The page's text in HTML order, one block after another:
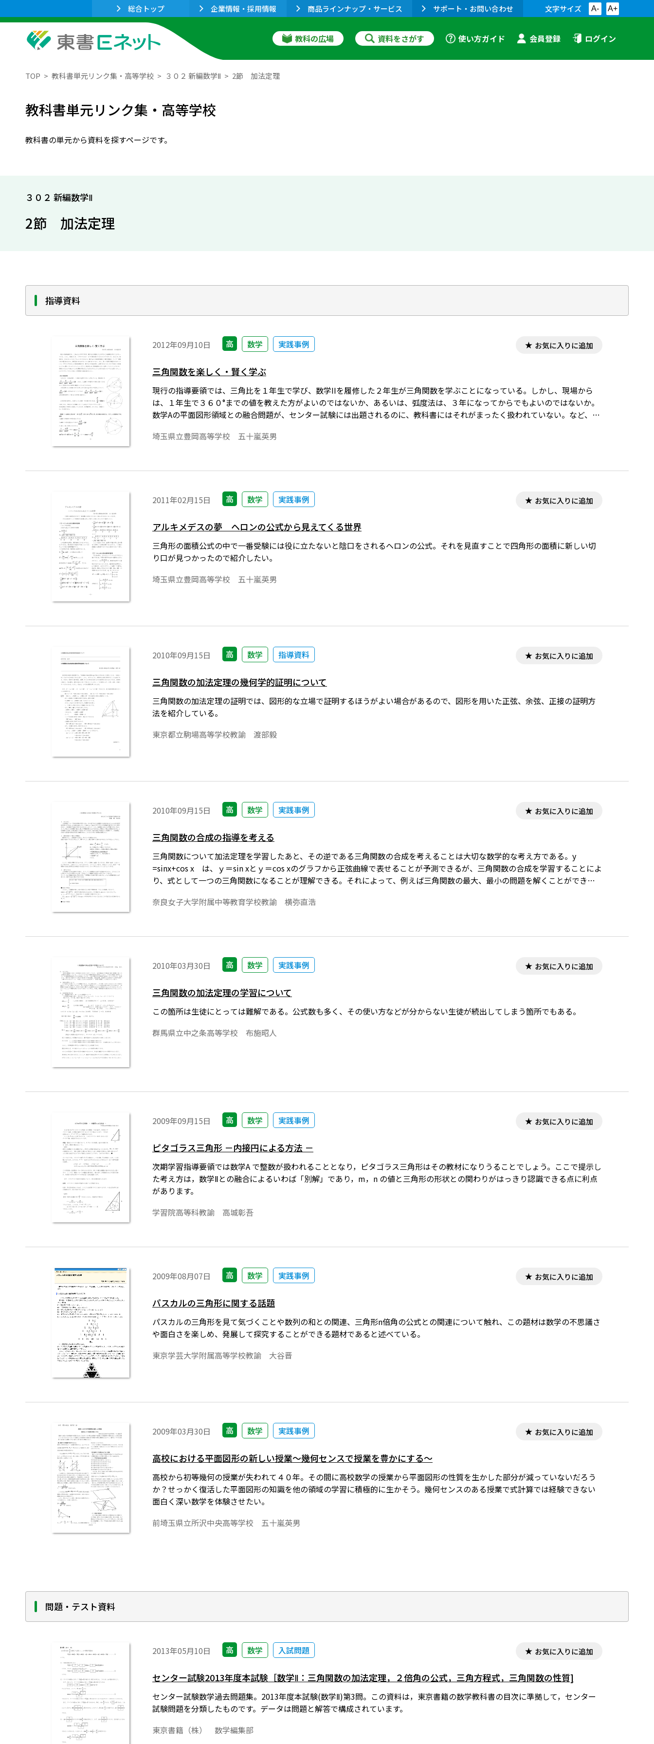
総合トップ 企業情報・採用情報 商品ラインナップ・サービス サポート・お問い合わせ 文字サイズ A- A+
教科の広場 資料をさがす 使い方ガイド 会員登録 ログイン
TOP 教科書単元リンク集・高等学校 ３０２ 新編数学Ⅱ 2節 加法定理
教科書単元リンク集・高等学校
教科書の単元から資料を探すページです。
３０２ 新編数学Ⅱ
2節 加法定理
指導資料
2012年09月10日 高 数学 実践事例 お気に入りに追加
三角関数を楽しく・賢く学ぶ
現行の指導要領では、三角比を１年生で学び、数学IIを履修した２年生が三角関数を学ぶことになっている。しかし、現場から
は、１年生で３６０°までの値を教えた方がよいのではないか、あるいは、弧度法は、３年になってからでもよいのではないか。
数学Aの平面図形領域との融合問題が、センター試験には出題されるのに、教科書にはそれがまったく扱われていない。など、多
指導は、さらに難しくなったと言ってよいだろう。根本的には、指導要領を大きく変更してもらうしかないが、現場での工夫で
埼玉県立豊岡高等学校 五十嵐英男
2011年02月15日 高 数学 実践事例 お気に入りに追加
アルキメデスの夢 ヘロンの公式から見えてくる世界
三角形の面積公式の中で一番受験には役に立たないと陰口をされるヘロンの公式。それを見直すことで四角形の面積に新しい切
り口が見つかったので紹介したい。
埼玉県立豊岡高等学校 五十嵐英男
2010年09月15日 高 数学 指導資料 お気に入りに追加
三角関数の加法定理の幾何学的証明について
三角関数の加法定理の証明では、図形的な立場で証明するほうがよい場合があるので、図形を用いた正弦、余弦、正接の証明方
法を紹介している。
東京都立駒場高等学校教諭 渡部毅
2010年09月15日 高 数学 実践事例 お気に入りに追加
三角関数の合成の指導を考える
三角関数について加法定理を学習したあと、その逆である三角関数の合成を考えることは大切な数学的な考え方である。y
=sinx+cos x は、ｙ＝sin xとｙ＝cos xのグラフから正弦曲線で表せることが予測できるが、三角関数の合成を学習することによ
り、式として一つの三角関数になることが理解できる。それによって、例えば三角関数の最大、最小の問題を解くことができる
く表示するためには，「Tosho数式エディタ」が導入されていることが必要です。無償ダウンロードはこちら→http://ten.tokyo-
奈良女子大学附属中等教育学校教諭 横弥直浩
2010年03月30日 高 数学 実践事例 お気に入りに追加
三角関数の加法定理の学習について
この箇所は生徒にとっては難解である。公式数も多く、その使い方などが分からない生徒が続出してしまう箇所でもある。
群馬県立中之条高等学校 布施昭人
2009年09月15日 高 数学 実践事例 お気に入りに追加
ピタゴラス三角形 －内接円による方法 －
次期学習指導要領では数学A で整数が扱われることとなり，ピタゴラス三角形はその教材になりうることでしょう。ここで提示し
た考え方は，数学Ⅱとの融合によるいわば「別解」であり，m，n の値と三角形の形状との関わりがはっきり認識できる点に利点
があります。
学習院高等科教諭 高城彰吾
2009年08月07日 高 数学 実践事例 お気に入りに追加
パスカルの三角形に関する話題
パスカルの三角形を見て気づくことや数列の和との関連、三角形n倍角の公式との関連について触れ、この題材は数学の不思議さ
や面白さを楽しめ、発展して探究することができる題材であると述べている。
東京学芸大学附属高等学校教諭 大谷晋
2009年03月30日 高 数学 実践事例 お気に入りに追加
高校における平面図形の新しい授業～幾何センスで授業を豊かにする～
高校から初等幾何の授業が失われて４０年。その間に高校数学の授業から平面図形の性質を生かした部分が減っていないだろう
か？せっかく復活した平面図形の知識を他の領域の学習に積極的に生かそう。幾何センスのある授業で式計算では経験できない
面白く深い数学を体験させたい。
前埼玉県立所沢中央高等学校 五十嵐英男
問題・テスト資料
2013年05月10日 高 数学 入試問題 お気に入りに追加
センター試験2013年度本試験［数学Ⅱ：三角関数の加法定理，２倍角の公式，三角方程式，三角関数の性質]
センター試験数学過去問題集。2013年度本試験(数学Ⅱ)第3問。この資料は，東京書籍の数学教科書の目次に準拠して，センター
試験問題を分類したものです。データは問題と解答で構成されています。
東京書籍（株） 数学編集部